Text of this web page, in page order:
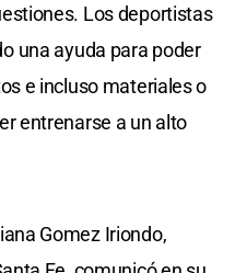
Los deportistas
una ayuda para poder
e incluso materiales o
entrenarse a un alto
Gomez Iriondo,